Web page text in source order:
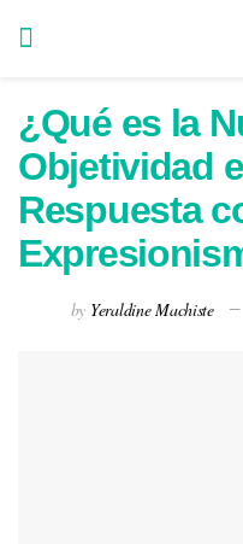
¿Qué es la
Objetividad
Respuesta
by Yeraldine Machiste